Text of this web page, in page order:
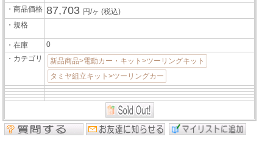
・商品価格 87,703 円/ヶ(税込)
・規格
・在庫
0
・カテゴリ
新品商品>電動カー・キット>ツーリングキット
タミヤ組立キット>ツーリングカー